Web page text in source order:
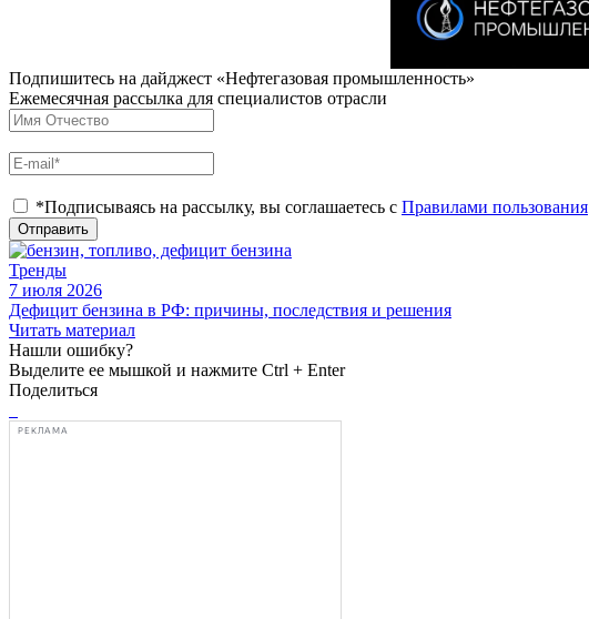
Подпишитесь на дайджест «Нефтегазовая промышленность»
Ежемесячная рассылка для специалистов отрасли
*Подписываясь на рассылку, вы соглашаетесь с Правилами пользования
Отправить
Тренды
7 июля 2026
Дефицит бензина в РФ: причины, последствия и решения
Читать материал
Нашли ошибку?
Выделите ее мышкой и нажмите Ctrl + Enter
Поделиться
РЕКЛАМА